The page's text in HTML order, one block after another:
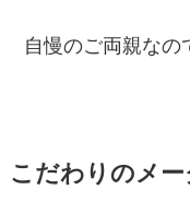
自慢のご両親なの
こだわりのメ